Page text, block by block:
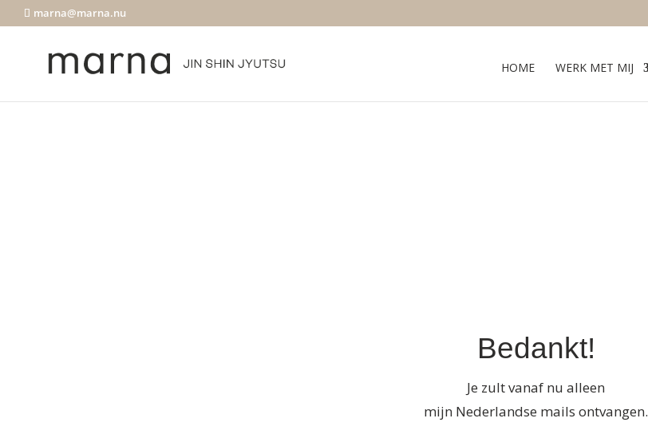
marna@marna.nu
HOME WERK MET MIJ
Bedankt!
Je zult vanaf nu alleen
mijn Nederlandse mails ontvangen.